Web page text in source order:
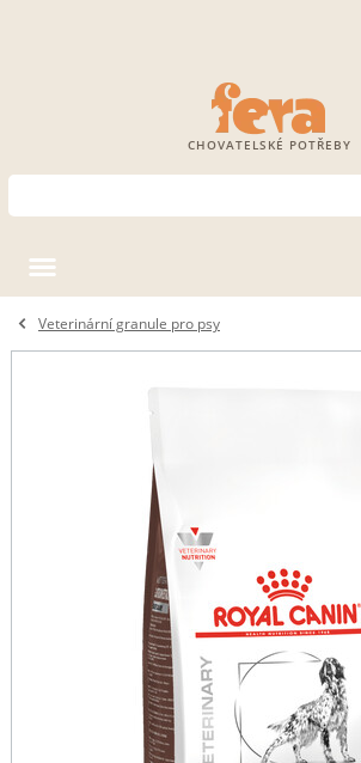
CHOVATELSKÉ POTŘEBY
Veterinární granule pro psy